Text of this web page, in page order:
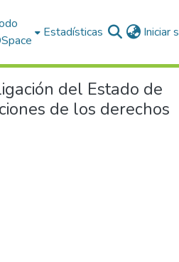
Estadísticas Iniciar
del Estado de
de los derechos